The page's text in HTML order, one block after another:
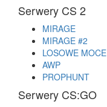
Serwery CS 2
MIRAGE
MIRAGE #2
LOSOWE MOCE
AWP
PROPHUNT
Serwery CS:GO